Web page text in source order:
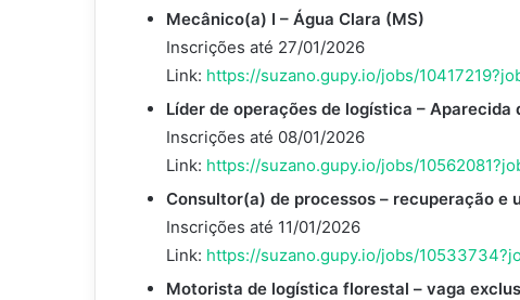
Mecânico(a) I – Água Clara (MS)
Inscrições até 27/01/2026
Link: https://suzano.gupy.io/jobs/
Líder de operações de logística – Aparecida
Inscrições até 08/01/2026
Link: https://suzano.gupy.io/jobs/
Consultor(a) de processos – recuperação e
Inscrições até 11/01/2026
Link: https://suzano.gupy.io/jobs/
Motorista de logística florestal – vaga